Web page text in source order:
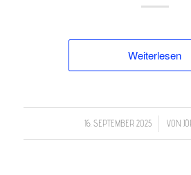
Weiterlesen
16. SEPTEMBER 2025
/ VON